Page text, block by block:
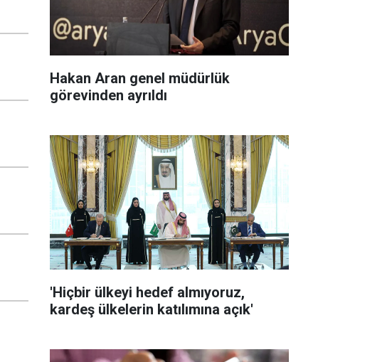
Hakan Aran genel müdürlük
görevinden ayrıldı
'Hiçbir ülkeyi hedef almıyoruz,
kardeş ülkelerin katılımına açık'